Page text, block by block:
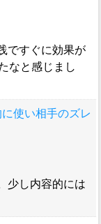
ですぐに効果が
なと感じまし
使い相手のズレ
少し内容的には